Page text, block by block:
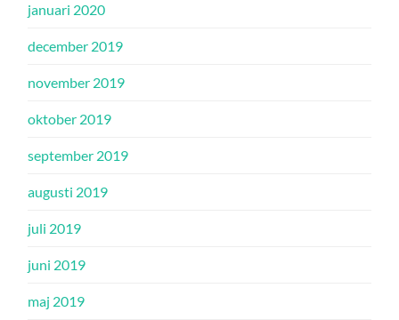
januari 2020
december 2019
november 2019
oktober 2019
september 2019
augusti 2019
juli 2019
juni 2019
maj 2019